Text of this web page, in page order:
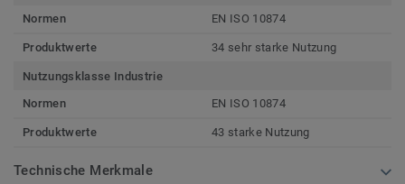
Normen
EN ISO 10874
Produktwerte 34 sehr starke Nutzung
Nutzungsklasse Industrie
Normen
EN ISO 10874
Produktwerte 43 starke Nutzung
Technische Merkmale